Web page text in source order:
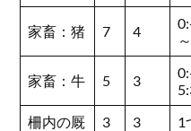
家畜：猪 7 4
家畜：牛 5 3
柵内の厩
3 3
1